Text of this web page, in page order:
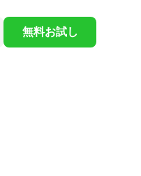
無料お試し